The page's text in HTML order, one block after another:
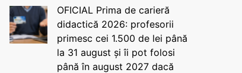
OFICIAL Prima de carieră
didactică 2026: profesorii
primesc cei 1.500 de lei până
la 31 august și îi pot folosi
până în august 2027 dacă